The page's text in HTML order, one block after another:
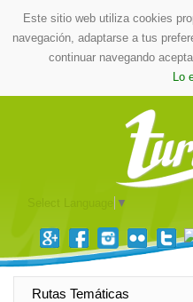
Este sitio web utiliza cookies
navegación, adaptarse a tus
continuar navegando
Lo
▼
Rutas Temáticas